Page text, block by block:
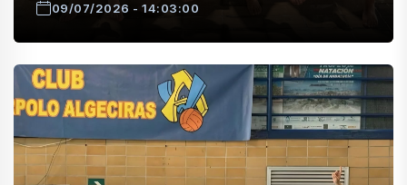
09/07/2026 - 14:03:00